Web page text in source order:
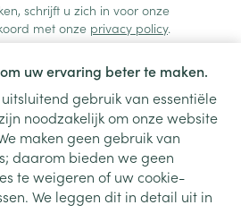
uw ervaring beter te maken.
gebruik van essentiële
noodzakelijk om onze website
maken geen gebruik van
daarom bieden we geen
te weigeren of uw cookie-
We leggen dit in detail uit in
schrijft u zich in voor onze
met onze privacy policy.